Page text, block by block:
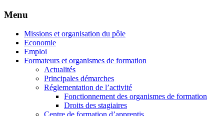
Menu
Missions et organisation du pôle
Economie
Emploi
Formateurs et organismes de formation
Actualités
Principales démarches
Réglementation de l’activité
Fonctionnement des organismes de formation
Droits des stagiaires